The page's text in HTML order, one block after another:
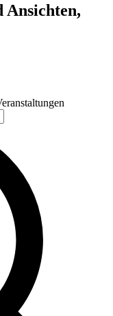
Ansichten,